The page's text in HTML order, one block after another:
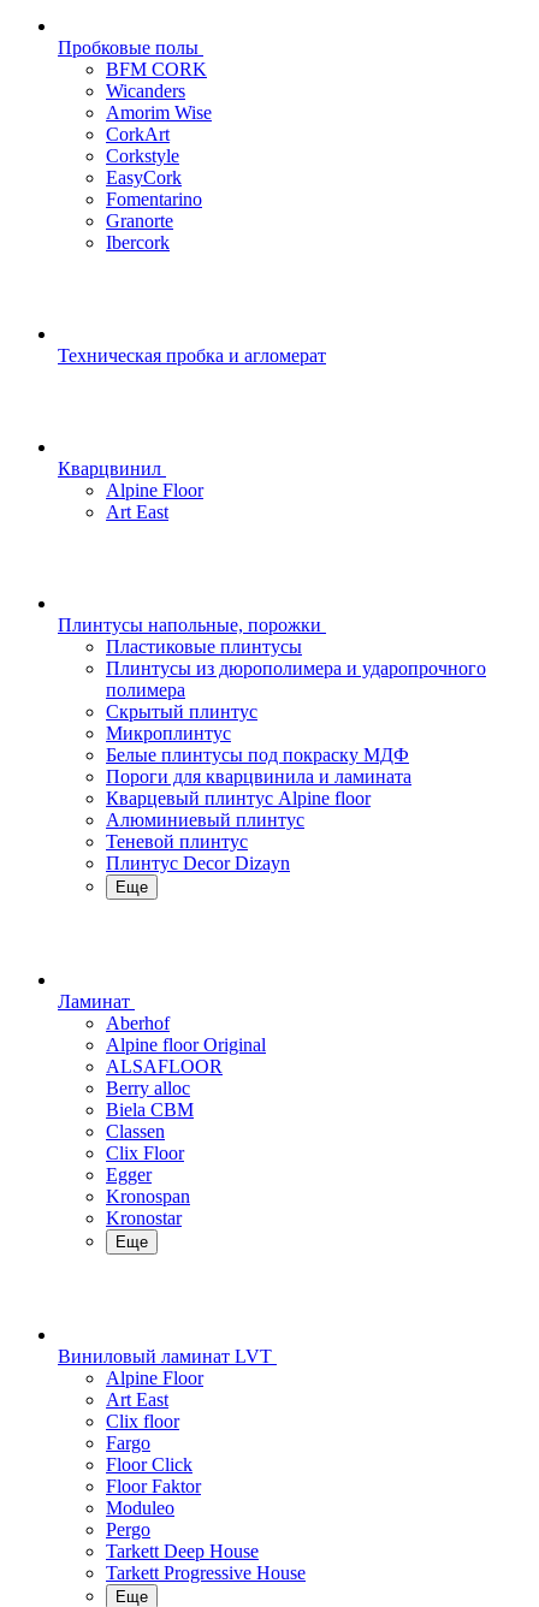
Пробковые полы
BFM CORK
Wicanders
Amorim Wise
CorkArt
Corkstyle
EasyCork
Fomentarino
Granorte
Ibercork
Техническая пробка и агломерат
Кварцвинил
Alpine Floor
Art East
Плинтусы напольные, порожки
Пластиковые плинтусы
Плинтусы из дюрополимера и ударопрочного
полимера
Скрытый плинтус
Микроплинтус
Белые плинтусы под покраску МДФ
Пороги для кварцвинила и ламината
Кварцевый плинтус Alpine floor
Алюминиевый плинтус
Теневой плинтус
Плинтус Decor Dizayn
Еще
Ламинат
Aberhof
Alpine floor Original
ALSAFLOOR
Berry alloc
Biela CBM
Classen
Clix Floor
Egger
Kronospan
Kronostar
Еще
Виниловый ламинат LVT
Alpine Floor
Art East
Clix floor
Fargo
Floor Click
Floor Faktor
Moduleo
Pergo
Tarkett Deep House
Tarkett Progressive House
Еще